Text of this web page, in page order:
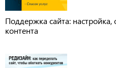
Поддержка сайта:
контента